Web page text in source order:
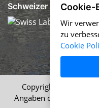
Schweizer Qualität:
Copyright © 1996-
Angaben ohne Gewähr.
Cookie-
Wir
zu
Cookie